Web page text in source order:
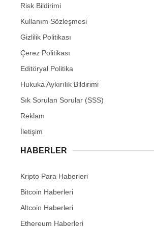
Risk Bildirimi
Kullanım Sözleşmesi
Gizlilik Politikası
Çerez Politikası
Editöryal Politika
Hukuka Aykırılık Bildirimi
Sık Sorulan Sorular (SSS)
Reklam
İletişim
HABERLER
Kripto Para Haberleri
Bitcoin Haberleri
Altcoin Haberleri
Ethereum Haberleri